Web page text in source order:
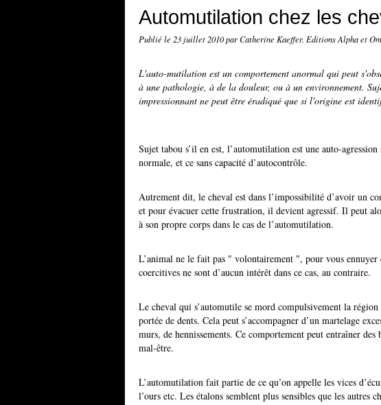
Automutilation chez les
Publié le 23 juillet 2010par Catherine Kaeffer. Editions Alpha et
L'auto-mutilation est un comportement anormal qui peut
à une pathologie, à de la douleur, ou à un environnement.
impressionnant ne peut être éradiqué que si l'origine est
Sujet tabou s’il en est, l’automutilation est une auto-
normale, et ce sans capacité d’autocontrôle.
Autrement dit, le cheval est dans l’impossibilité d’avoir un
et pour évacuer cette frustration, il devient agressif. Il peut
à son propre corps dans le cas de l’automutilation.
L’animal ne le fait pas " volontairement ", pour vous ennuyer
coercitives ne sont d’aucun intérêt dans ce cas, au contraire.
Le cheval qui s’automutile se mord compulsivement la
portée de dents. Cela peut s’accompagner d’un martelage
murs, de hennissements. Ce comportement peut entraîner
mal-être.
L’automutilation fait partie de ce qu’on appelle les vices
l’ours etc. Les étalons semblent plus sensibles que les autres